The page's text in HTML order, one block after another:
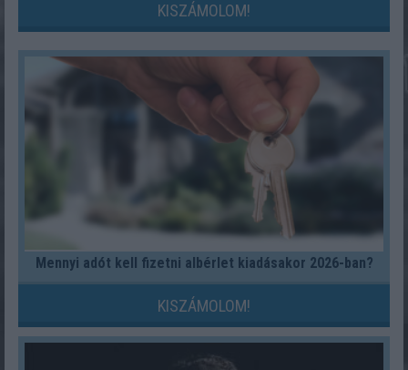
KISZÁMOLOM!
Mennyi adót kell fizetni albérlet kiadásakor 2026-ban?
KISZÁMOLOM!